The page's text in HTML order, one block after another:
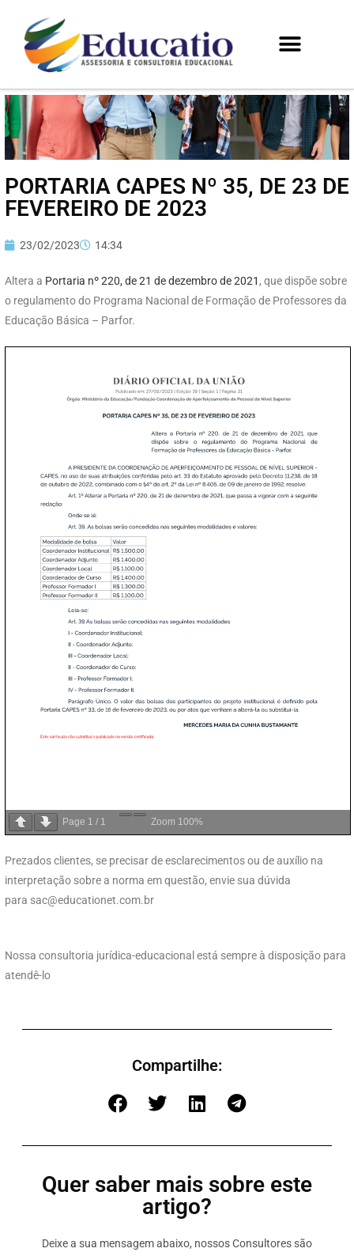
PORTARIA CAPES Nº 35, DE 23 DE
FEVEREIRO DE 2023
23/02/2023 14:34
Altera a Portaria nº 220, de 21 de dezembro de 2021 , que dispõe sobre
o regulamento do Programa Nacional de Formação de Professores da
Educação Básica – Parfor.
Page 1 / 1 Zoom 100%
Prezados clientes, se precisar de esclarecimentos ou de auxílio na
interpretação sobre a norma em questão, envie sua dúvida
para sac@educationet.com.br
Nossa consultoria jurídica-educacional está sempre à disposição para
atendê-lo
Compartilhe:
Quer saber mais sobre este
artigo?
Deixe a sua mensagem abaixo, nossos Consultores são